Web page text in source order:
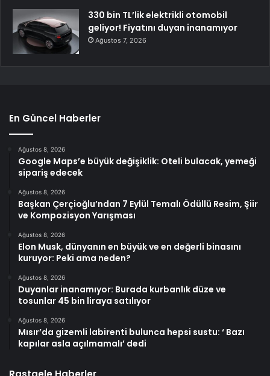
330 bin TL’lik elektrikli otomobil
geliyor! Fiyatını duyan inanamıyor
Ağustos 7, 2026
En Güncel Haberler
Ağustos 8, 2026
Google Maps’e büyük değişiklik: Oteli bulacak, yemeği
sipariş edecek
Ağustos 8, 2026
Başkan Çerçioğlu’ndan 7 Eylül Temalı Ödüllü Resim, Şiir
ve Kompozisyon Yarışması
Ağustos 8, 2026
Elon Musk, dünyanın en büyük ve en değerli binasını
kuruyor: Peki ama neden?
Ağustos 8, 2026
Duyanlar inanamıyor: Burada kurbanlık düze ve
tosunlar 45 bin liraya satılıyor
Ağustos 8, 2026
Mısır’da gizemli labirenti bulunca hepsi sustu: ‘ Bazı
kapılar asla açılmamalı’ dedi